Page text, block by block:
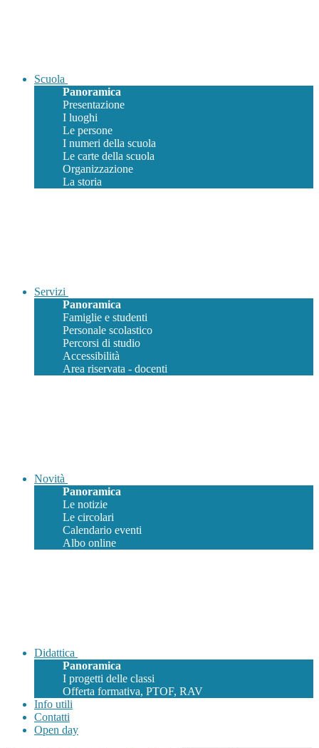
Scuola
Panoramica
Presentazione
I luoghi
Le persone
I numeri della scuola
Le carte della scuola
Organizzazione
La storia
Servizi
Panoramica
Famiglie e studenti
Personale scolastico
Percorsi di studio
Accessibilità
Area riservata - docenti
Novità
Panoramica
Le notizie
Le circolari
Calendario eventi
Albo online
Didattica
Panoramica
I progetti delle classi
Offerta formativa, PTOF, RAV
Info utili
Contatti
Open day